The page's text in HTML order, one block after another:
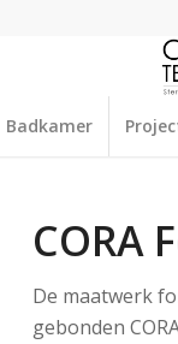
Badkamer
CORA
De maatwerk
gebonden